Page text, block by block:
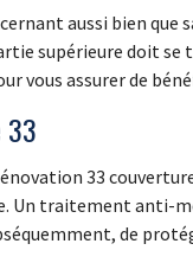
aussi bien
supérieure doit
vous assurer de
33
33
Un traitement
de